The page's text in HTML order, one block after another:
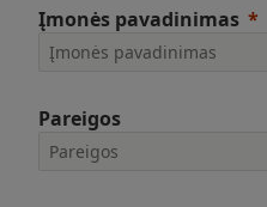
Įmonės pavadinimas
Pareigos